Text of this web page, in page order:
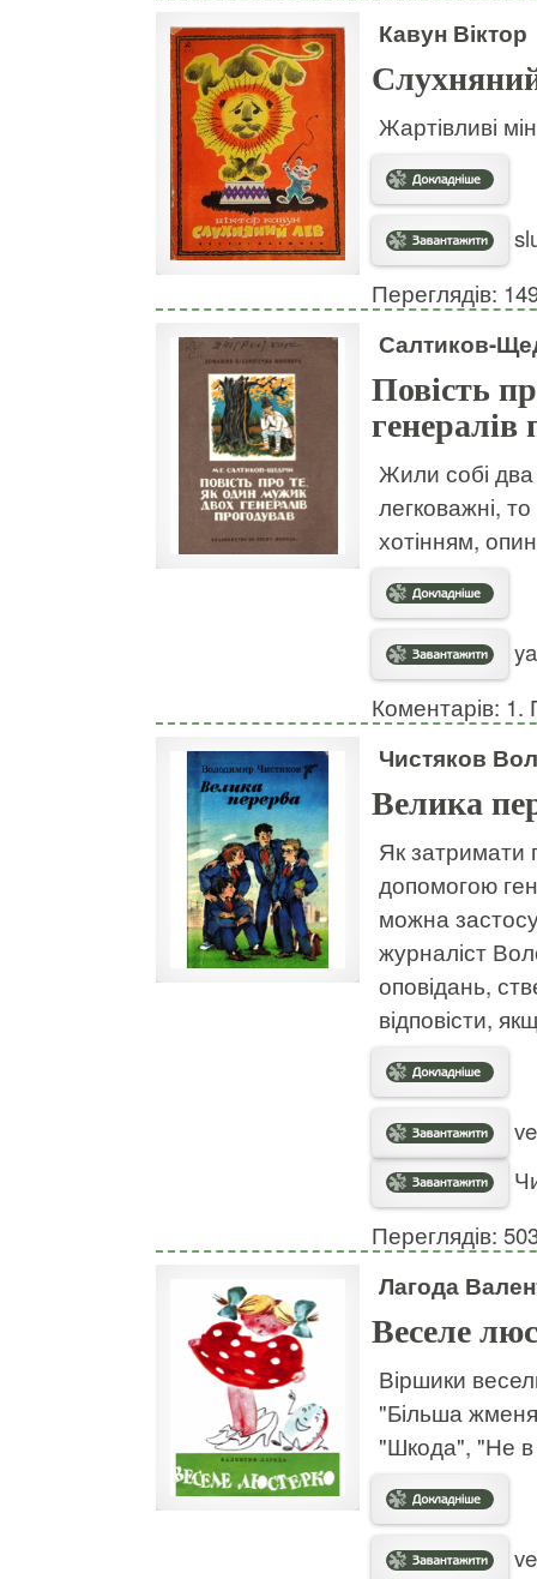
Кавун Віктор
Жартівливі
Переглядів:
Салтиков-
Повість
генералів
Жили собі
легковажні,
хотінням,
Коментарів: 1.
Чистяков
Велика
Як затримати
допомогою
можна
журналіст
оповідань,
відповісти,
Переглядів:
Лагода
Веселе
Віршики
"Більша
"Шкода", "Не